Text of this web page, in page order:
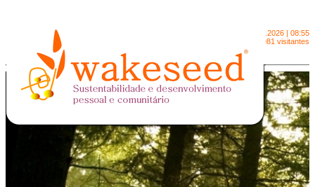
10.8.2026 | 08:55
2091981 visitantes